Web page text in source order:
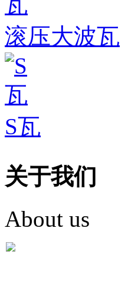
滚压大波瓦
S瓦
关于我们
About us